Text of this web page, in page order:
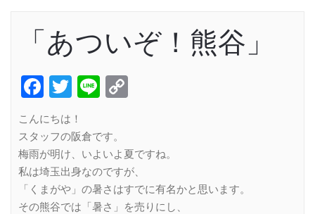
「あついぞ！熊谷」
Facebook
Twitter
Line
こんにちは！
スタッフの阪倉です。
梅雨が明け、いよいよ夏ですね。
私は埼玉出身なのですが、
「くまがや」の暑さはすでに有名かと思います。
その熊谷では「暑さ」を売りにし、